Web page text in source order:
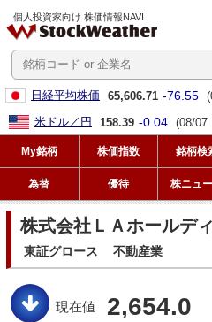
個人投資家向け 株価情報NAVI
日経平均株価 65,606.71 -76.55
米ドル／円
158.39 -0.04 (08/07
My銘柄 株価指数 銘柄検
為替 優待 株ニュ
株式会社ＬＡホールデ
東証グロース 不動産業
現在値 2,654.0